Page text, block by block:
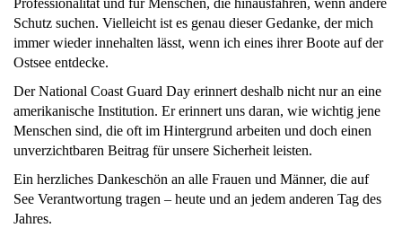
Professionalität und für Menschen, die hinausfahren, wenn andere
Schutz suchen. Vielleicht ist es genau dieser Gedanke, der mich
immer wieder innehalten lässt, wenn ich eines ihrer Boote auf der
Ostsee entdecke.
Der National Coast Guard Day erinnert deshalb nicht nur an eine
amerikanische Institution. Er erinnert uns daran, wie wichtig jene
Menschen sind, die oft im Hintergrund arbeiten und doch einen
unverzichtbaren Beitrag für unsere Sicherheit leisten.
Ein herzliches Dankeschön an alle Frauen und Männer, die auf
See Verantwortung tragen – heute und an jedem anderen Tag des
Jahres.